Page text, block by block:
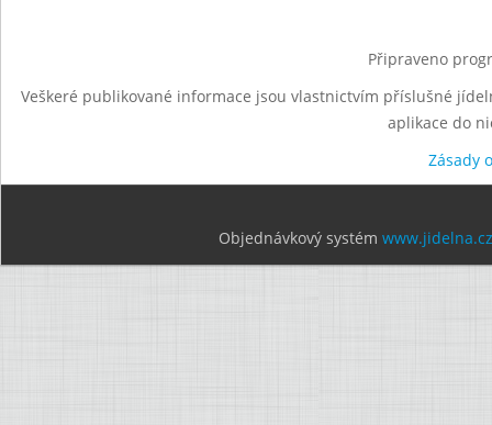
Připraveno
Veškeré publikované informace jsou vlastnictvím příslušné
aplikace do
Zásady
Objednávkový systém www.jidelna.cz